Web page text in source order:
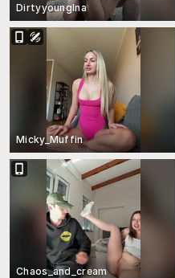
DirtyyoungIna
Micky_Muffin
Chaos_and_cream